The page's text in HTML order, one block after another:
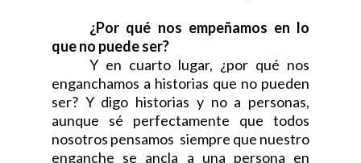
¿Por qué nos empeñamos en lo
que no puede ser?
Y en cuarto lugar, ¿por qué nos
enganchamos a historias que no pueden
ser? Y digo historias y no a personas,
aunque sé perfectamente que todos
nosotros pensamos siempre que nuestro
enganche se ancla a una persona en